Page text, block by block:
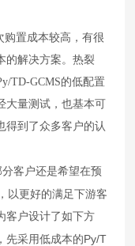
购置成本较高，有很
的解决方案。热裂
TD-GCMS的低配置
大量测试，也基本可
得到了众多客户的认
客户还是希望在预
，以更好的满足下游客
客户设计了如下方
先采用低成本的Py/T